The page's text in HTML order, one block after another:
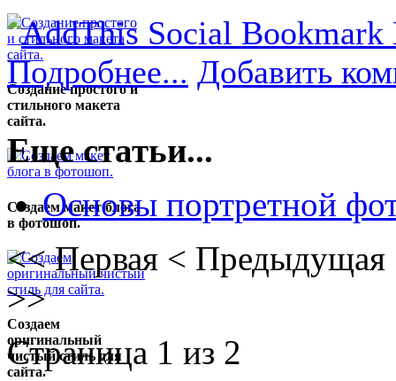
Создание простого и
стильного макета
сайта.
Создаем макет блога
в фотошоп.
Создаем
оригинальный
чистый стиль для
сайта.
Подробнее... Добавить
Еще статьи...
Основы портретной
<<Первая < Предыдущая
>>
Страница 1 из 2